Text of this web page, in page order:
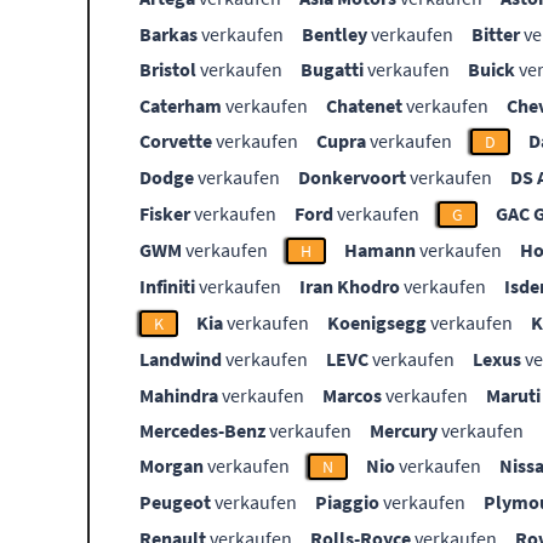
Barkasverkaufen Bentleyverkaufen Bitter
Bristolverkaufen Bugattiverkaufen Buick
Caterham verkaufen Chatenetverkaufen
Corvetteverkaufen Cupraverkaufen D
Dodgeverkaufen Donkervoortverkaufen
DS
Fiskerverkaufen Fordverkaufen G
GAC
GWM verkaufen H Hamannverkaufen
Infinitiverkaufen Iran Khodroverkaufen
K Kiaverkaufen Koenigseggverkaufen
Landwindverkaufen LEVCverkaufen Lexus
Mahindraverkaufen Marcosverkaufen Maruti
Mercedes-Benzverkaufen Mercuryverkaufen
Morganverkaufen N Nioverkaufen
Peugeotverkaufen Piaggioverkaufen
Renaultverkaufen Rolls-Royceverkaufen